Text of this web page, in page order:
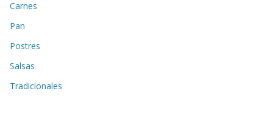
Carnes
Pan
Postres
Salsas
Tradicionales